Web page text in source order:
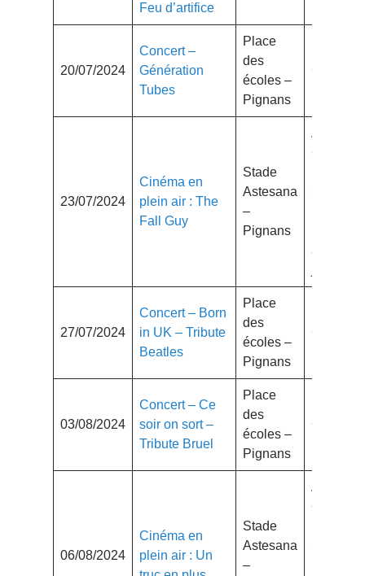
Feu d’artifice
20/07/2024
Concert –
Génération
Tubes
Place
des
écoles –
Pignans
Gratuit
23/07/2024
Cinéma en
plein air : The
Fall Guy
Stade
Astesana
–
Pignans
Adulte
6.50€
5€
avec
27/07/2024
Concert – Born
in UK – Tribute
Beatles
Place
des
écoles –
Pignans
Gratuit
03/08/2024
Concert – Ce
soir on sort –
Tribute Bruel
Place
des
écoles –
Pignans
Gratuit
06/08/2024
Cinéma en
plein air : Un
Stade
Astesana
–
Adulte
6.50€
5€